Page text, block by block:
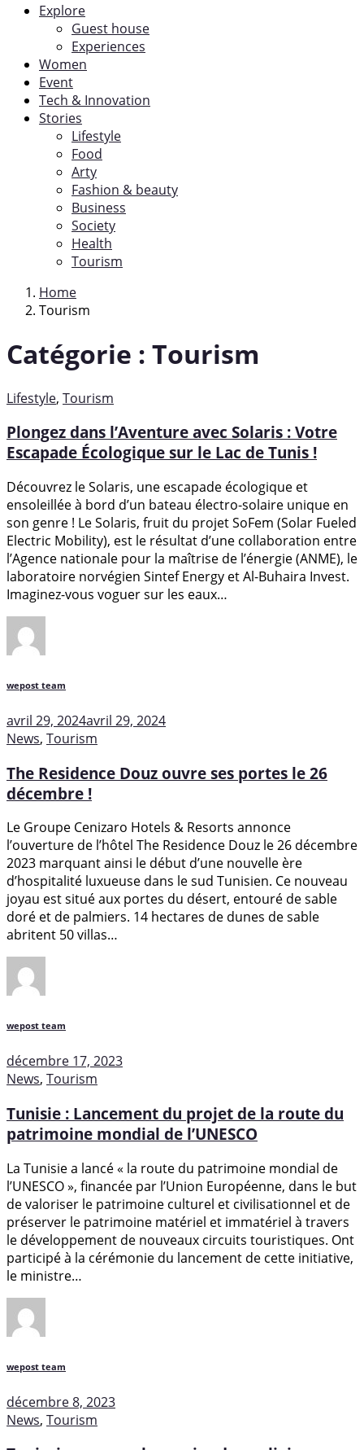
Explore
Guest house
Experiences
Women
Event
Tech & Innovation
Stories
Lifestyle
Food
Arty
Fashion & beauty
Business
Society
Health
Tourism
Home
Tourism
Catégorie : Tourism
Lifestyle, Tourism
Plongez dans l’Aventure avec Solaris : Votre
Escapade Écologique sur le Lac de Tunis !
Découvrez le Solaris, une escapade écologique et
ensoleillée à bord d’un bateau électro-solaire unique en
son genre ! Le Solaris, fruit du projet SoFem (Solar Fueled
Electric Mobility), est le résultat d’une collaboration entre
l’Agence nationale pour la maîtrise de l’énergie (ANME), le
laboratoire norvégien Sintef Energy et Al-Buhaira Invest.
Imaginez-vous voguer sur les eaux…
wepost team
avril 29, 2024avril 29, 2024
News, Tourism
The Residence Douz ouvre ses portes le 26
décembre !
Le Groupe Cenizaro Hotels & Resorts annonce
l’ouverture de l’hôtel The Residence Douz le 26 décembre
2023 marquant ainsi le début d’une nouvelle ère
d’hospitalité luxueuse dans le sud Tunisien. Ce nouveau
joyau est situé aux portes du désert, entouré de sable
doré et de palmiers. 14 hectares de dunes de sable
abritent 50 villas…
wepost team
décembre 17, 2023
News, Tourism
Tunisie : Lancement du projet de la route du
patrimoine mondial de l’UNESCO
La Tunisie a lancé « la route du patrimoine mondial de
l’UNESCO », financée par l’Union Européenne, dans le but
de valoriser le patrimoine culturel et civilisationnel et de
préserver le patrimoine matériel et immatériel à travers
le développement de nouveaux circuits touristiques. Ont
participé à la cérémonie du lancement de cette initiative,
le ministre…
wepost team
décembre 8, 2023
News, Tourism